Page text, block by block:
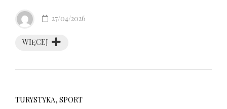
WIĘCEJ
27/04/2026
TURYSTYKA, SPORT